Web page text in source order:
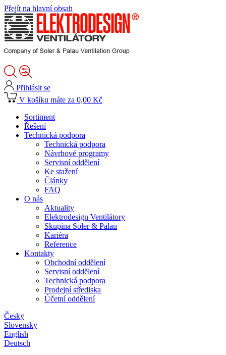
Přejít na hlavní obsah
Přihlásit se
V košíku máte za 0,00 Kč
Sortiment
Řešení
Technická podpora
Technická podpora
Návrhové programy
Servisní oddělení
Ke stažení
Články
FAQ
O nás
Aktuality
Elektrodesign Ventilátory
Skupina Soler & Palau
Kariéra
Reference
Kontakty
Obchodní oddělení
Servisní oddělení
Technická podpora
Prodejní střediska
Účetní oddělení
Česky
Slovensky
English
Deutsch